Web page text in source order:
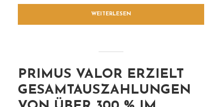
WEITERLESEN
PRIMUS VALOR ERZIELT
GESAMTAUSZAHLUNGEN